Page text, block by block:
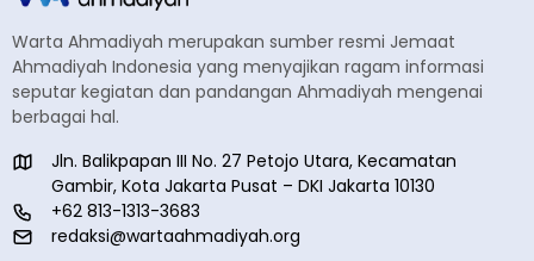
Warta Ahmadiyah merupakan sumber resmi Jemaat
Ahmadiyah Indonesia yang menyajikan ragam informasi
seputar kegiatan dan pandangan Ahmadiyah mengenai
berbagai hal.
Jln. Balikpapan III No. 27 Petojo Utara, Kecamatan
Gambir, Kota Jakarta Pusat – DKI Jakarta 10130
+62 813-1313-3683
redaksi@wartaahmadiyah.org